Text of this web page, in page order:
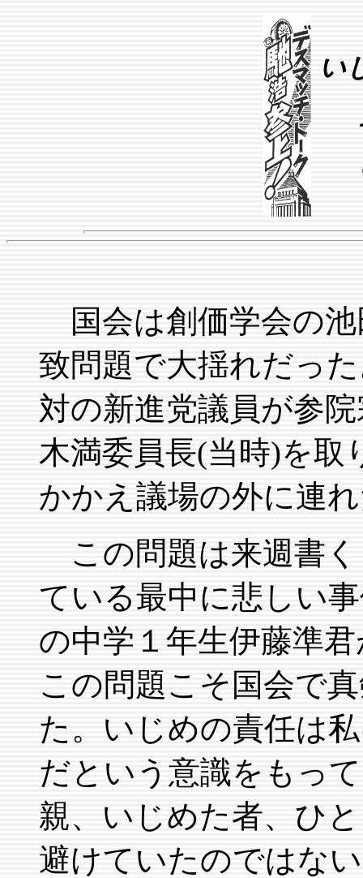
い
国会は創価学会の池
致問題で大揺れだっ
対の新進党議員が参
木満委員長(当時)を取
かかえ議場の外に連
この問題は来週書
ている最中に悲しい
の中学１年生伊藤準
この問題こそ国会で
た。いじめの責任は
だという意識をもっ
親、いじめた者、ひ
避けていたのではな